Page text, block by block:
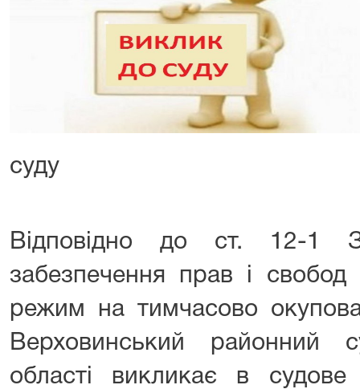
суду
Відповідно до ст. 12-1
забезпечення прав і
режим на тимчасово
Верховинський районний
області викликає в судове